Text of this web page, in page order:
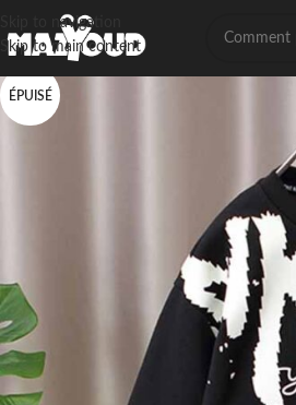
Skip to navigation
Skip to main content
ÉPUISÉ